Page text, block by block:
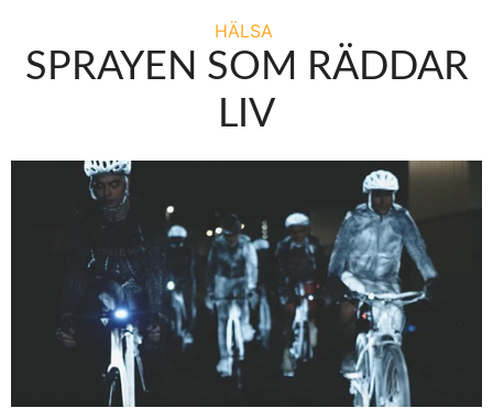
HÄLSA
SPRAYEN SOM RÄDDAR
LIV